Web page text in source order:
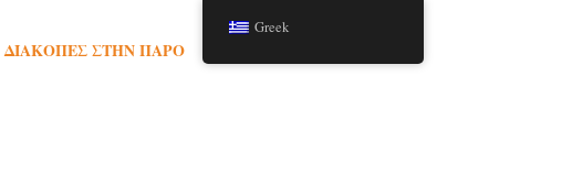
ΔΙΑΚΟΠΈΣ ΣΤΗΝ ΠΆΡΟ
Greek